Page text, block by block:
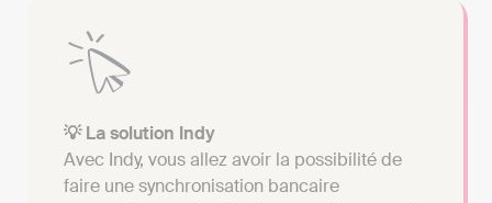
💡 La solution Indy
Avec Indy, vous allez avoir la possibilité de
faire une synchronisation bancaire